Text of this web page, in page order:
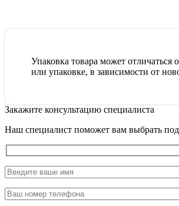
Упаковка товара может отличаться
или упаковке, в зависимости от
Закажите консультацию специалиста
Наш специалист поможет вам выбрать